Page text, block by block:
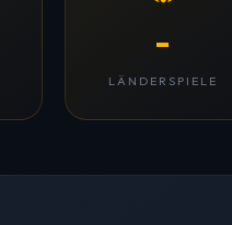
-
LÄNDERSPIELE